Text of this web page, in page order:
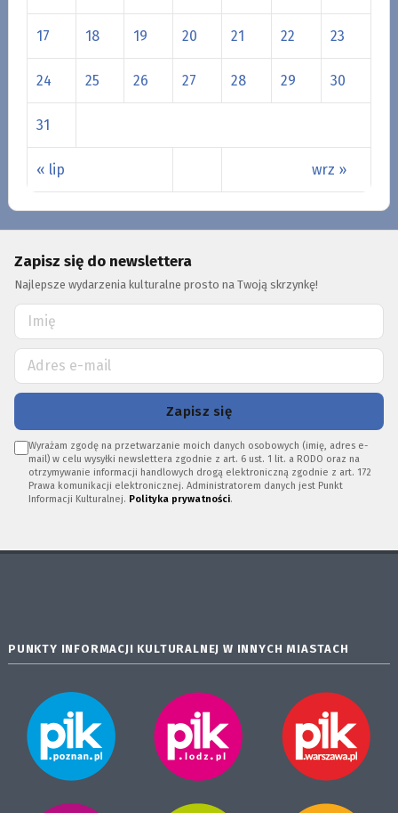
« lip wrz »
17 18 19 20 21 22 23
24 25 26 27 28 29 30
31
Zapisz się do newslettera
Najlepsze wydarzenia kulturalne prosto na Twoją skrzynkę!
Zapisz się
Wyrażam zgodę na przetwarzanie moich danych osobowych (imię, adres e-
mail) w celu wysyłki newslettera zgodnie z art. 6 ust. 1 lit. a RODO oraz na
otrzymywanie informacji handlowych drogą elektroniczną zgodnie z art. 172
Prawa komunikacji elektronicznej. Administratorem danych jest Punkt
Informacji Kulturalnej. Polityka prywatności.
PUNKTY INFORMACJI KULTURALNEJ W INNYCH MIASTACH